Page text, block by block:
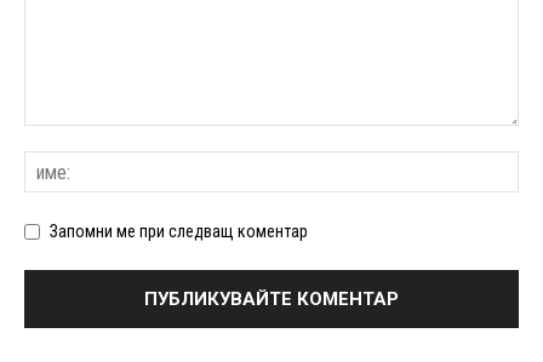
Запомни ме при следващ коментар